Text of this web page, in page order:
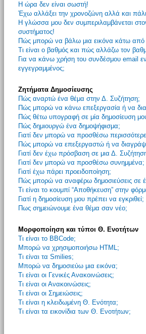
Η ώρα δεν είναι σωστή!
Έχω αλλάξει την χρονοζώνη αλλά και
Η γλώσσα μου δεν συμπεριλαμβάνεται
συστήματος!
Πώς μπορώ να βάλω μια εικόνα κάτω από
Τι είναι ο βαθμός και πώς αλλάζω τον
Για να κάνω χρήση του συνδέσμου email
εγγεγραμμένος;
Ζητήματα Δημοσίευσης
Πώς αναρτώ ένα θέμα στην Δ. Συζήτηση;
Πώς μπορώ να κάνω επεξεργασία ή να
Πώς θέτω υπογραφή σε μία δημοσίευση
Πώς δημιουργώ ένα δημοψήφισμα;
Γιατί δεν μπορώ να προσθέσω
Πώς μπορώ να επεξεργαστώ ή να
Γιατί δεν έχω πρόσβαση σε μια Δ.
Γιατί δεν μπορώ να προσθέσω συνημμένα;
Γιατί έχω πάρει προειδοποίηση;
Πώς μπορώ να αναφέρω δημοσιεύσεις σε
Τι είναι το κουμπί “Αποθήκευση” στην
Γιατί η δημοσίευση μου πρέπει να εγκριθεί;
Πως σημειώνουμε ένα θέμα σαν νέο;
Μορφοποίηση και τύποι Θ. Ενοτήτων
Τι είναι το BBCode;
Μπορώ να χρησιμοποιήσω HTML;
Τι είναι τα Smilies;
Μπορώ να δημοσιεύω μια εικόνα;
Τι είναι οι Γενικές Ανακοινώσεις;
Τι είναι οι Ανακοινώσεις;
Τι είναι οι Σημειώσεις;
Τι είναι η κλειδωμένη Θ. Ενότητα;
Τι είναι τα εικονίδια των Θ. Ενοτήτων;